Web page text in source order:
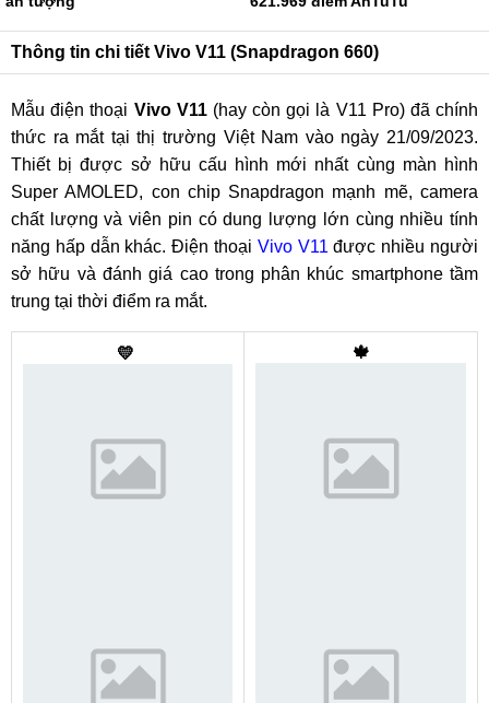
Thông tin chi tiết Vivo V11 (Snapdragon 660)
Mẫu điện thoại Vivo V11(hay còn gọi là V11 Pro) đã chính
thức ra mắt tại thị trường Việt Nam vào ngày 21/09/2023.
Thiết bị được sở hữu cấu hình mới nhất cùng màn hình
Super AMOLED, con chip Snapdragon mạnh mẽ, camera
chất lượng và viên pin có dung lượng lớn cùng nhiều tính
năng hấp dẫn khác. Điện thoại Vivo V11 được nhiều người
sở hữu và đánh giá cao trong phân khúc smartphone tầm
trung tại thời điểm ra mắt.
💛 🍁